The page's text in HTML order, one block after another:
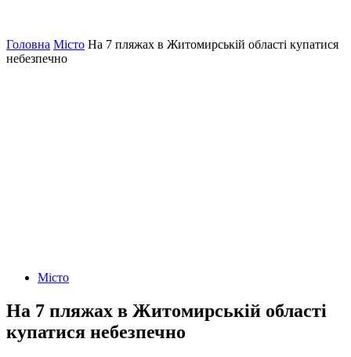
Головна Місто На 7 пляжах в Житомирській області купатися
небезпечно
Місто
На 7 пляжах в Житомирській області
купатися небезпечно